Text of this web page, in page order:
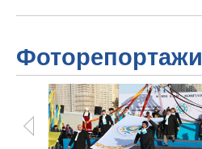
Фоторепортажи